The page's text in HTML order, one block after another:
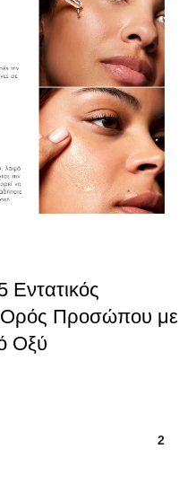
Εντατικός
Ορός Προσώπου με
Οξύ
2